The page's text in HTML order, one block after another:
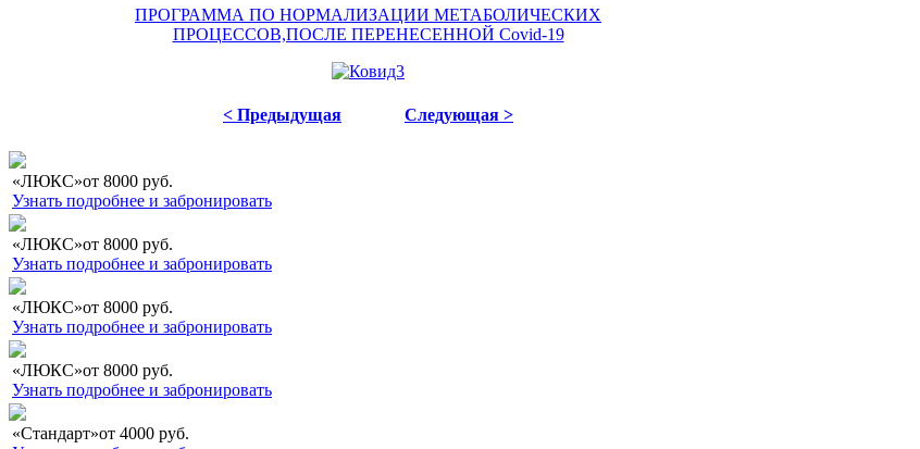
ПРОГРАММА ПО НОРМАЛИЗАЦИИ МЕТАБОЛИЧЕСКИХ
ПРОЦЕССОВ,ПОСЛЕ ПЕРЕНЕСЕННОЙ Covid-19
< Предыдущая Следующая >
«ЛЮКС»от 8000 руб.
Узнать подробнее и забронировать
«ЛЮКС»от 8000 руб.
Узнать подробнее и забронировать
«ЛЮКС»от 8000 руб.
Узнать подробнее и забронировать
«ЛЮКС»от 8000 руб.
Узнать подробнее и забронировать
«Стандарт»от 4000 руб.